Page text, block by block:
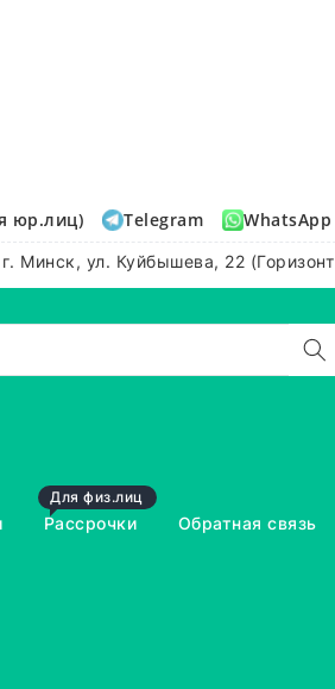
юр.лиц) Telegram WhatsApp
г. Минск, ул. Куйбышева, 22 (Горизонт
Для физ.лиц
Рассрочки Обратная связь